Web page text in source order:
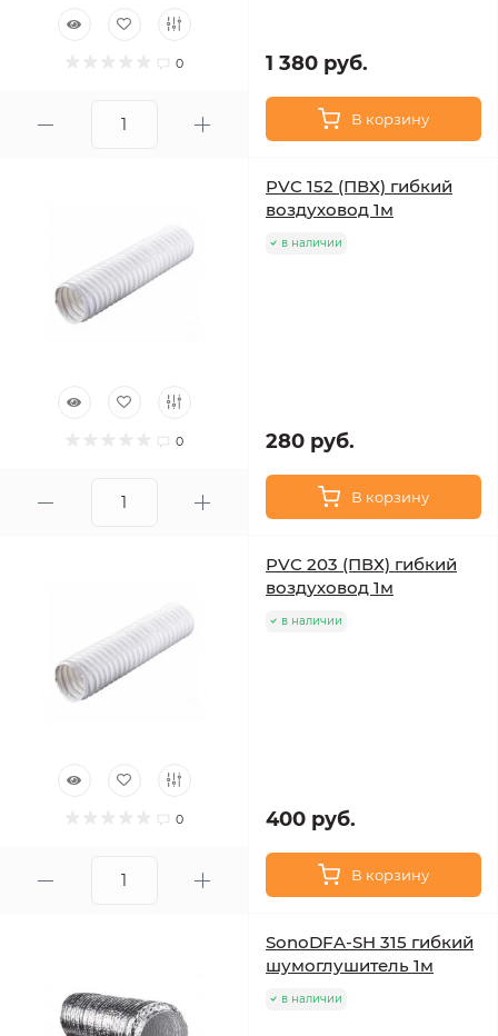
0 1 380 руб.
В корзину
0
PVC 152 (ПВХ) гибкий
воздуховод 1м
в наличии
280 руб.
В корзину
0
PVC 203 (ПВХ) гибкий
воздуховод 1м
в наличии
400 руб.
В корзину
SonoDFA-SH 315 гибкий
шумоглушитель 1м
в наличии